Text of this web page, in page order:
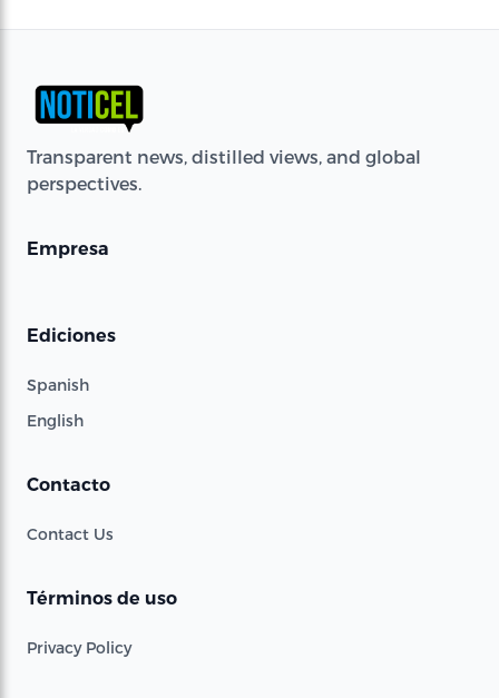
Transparent news, distilled views, and global
perspectives.
Empresa
Ediciones
Spanish
English
Contacto
Contact Us
Términos de uso
Privacy Policy